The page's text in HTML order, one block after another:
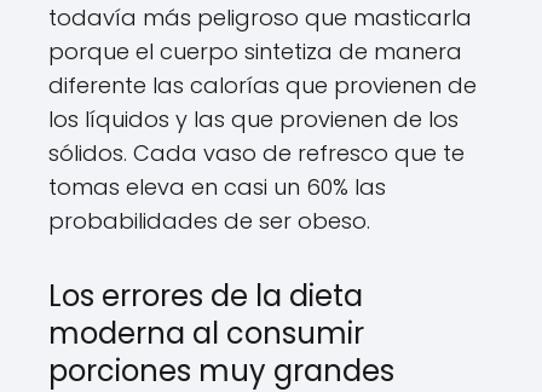
todavía más peligroso que masticarla
porque el cuerpo sintetiza de manera
diferente las calorías que provienen de
los líquidos y las que provienen de los
sólidos. Cada vaso de refresco que te
tomas eleva en casi un 60% las
probabilidades de ser obeso.
Los errores de la dieta
moderna al consumir
porciones muy grandes